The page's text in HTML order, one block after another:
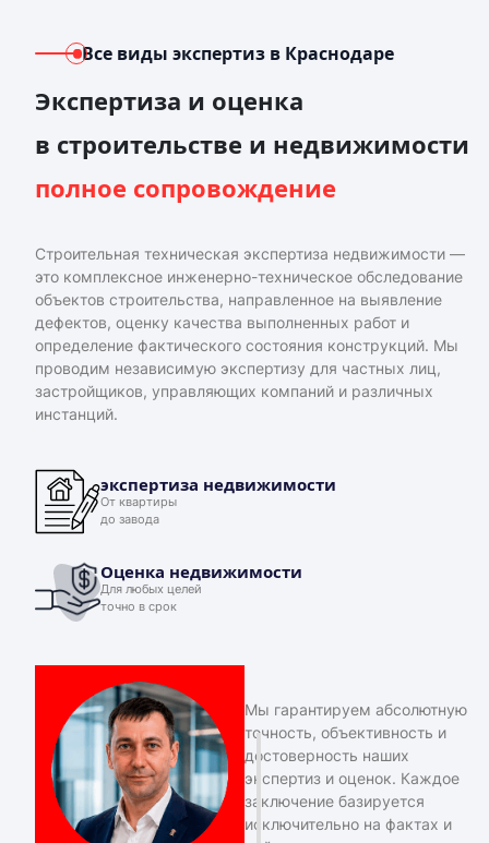
Все виды экспертиз в Краснодаре
Экспертиза и оценка
в строительстве и недвижимости
полное сопровождение
Строительная техническая экспертиза недвижимости —
это комплексное инженерно-техническое обследование
объектов строительства, направленное на выявление
дефектов, оценку качества выполненных работ и
определение фактического состояния конструкций. Мы
проводим независимую экспертизу для частных лиц,
застройщиков, управляющих компаний и различных
инстанций.
экспертиза недвижимости
От квартиры
до завода
Оценка недвижимости
Для любых целей
точно в срок
Мы гарантируем абсолютную
точность, объективность и
достоверность наших
экспертиз и оценок. Каждое
заключение базируется
исключительно на фактах и